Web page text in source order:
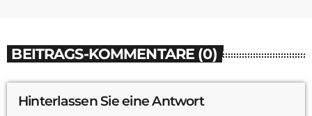
BEITRAGS-KOMMENTARE (0)
Hinterlassen Sie eine Antwort